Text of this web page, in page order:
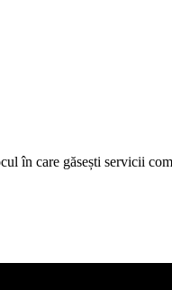
în care găsești servicii